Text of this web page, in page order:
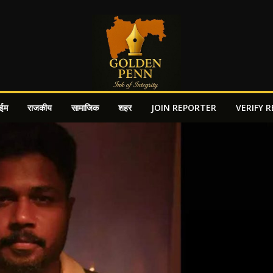
राजकीय सामाजिक शहर JOIN REPORTER VERIFY